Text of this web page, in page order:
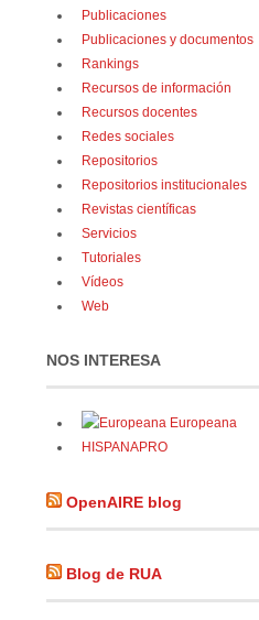
Publicaciones
Publicaciones y documentos
Rankings
Recursos de información
Recursos docentes
Redes sociales
Repositorios
Repositorios institucionales
Revistas científicas
Servicios
Tutoriales
Vídeos
Web
NOS INTERESA
Europeana
HISPANAPRO
OpenAIRE blog
Blog de RUA